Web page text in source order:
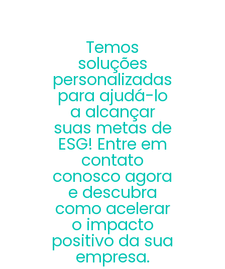
Temos
soluções
personalizadas
para ajudá-lo
a alcançar
suas metas de
ESG! Entre em
contato
conosco agora
e descubra
como acelerar
o impacto
positivo da sua
empresa.